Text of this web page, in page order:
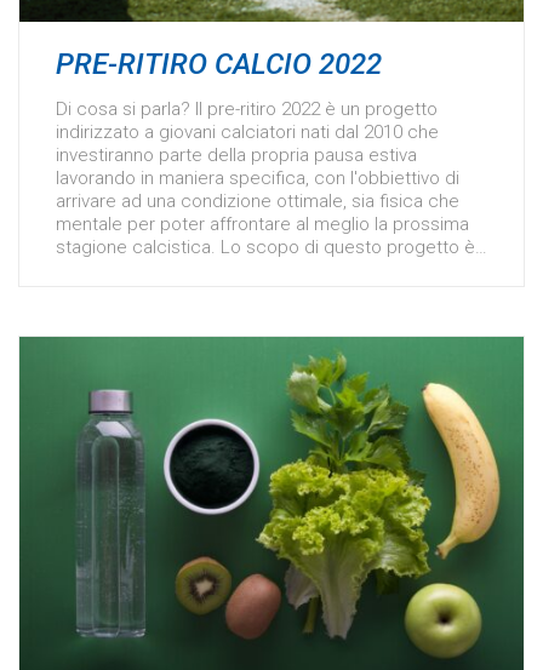
PRE-RITIRO CALCIO 2022
Di cosa si parla? Il pre-ritiro 2022 è un progetto
indirizzato a giovani calciatori nati dal 2010 che
investiranno parte della propria pausa estiva
lavorando in maniera specifica, con l'obbiettivo di
arrivare ad una condizione ottimale, sia fisica che
mentale per poter affrontare al meglio la prossima
stagione calcistica. Lo scopo di questo progetto è…